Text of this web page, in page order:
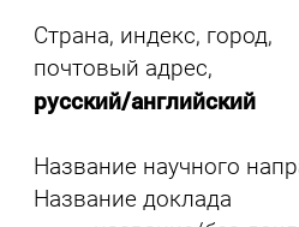
Страна, индекс, город,
почтовый адрес,
русский/английский
Название научного
Название